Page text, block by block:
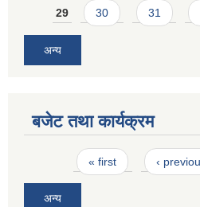
29 30 31
अन्य
बजेट तथा कार्यक्रम
Pages« first ‹
अन्य